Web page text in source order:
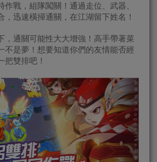
作戰，組隊闖關！通過走位、武器、
，迅速橫掃通關，在江湖留下姓名！
，通關可能性大大增強！高手帶著菜
不是夢！想要知道你們的友情能否經
把雙排吧！